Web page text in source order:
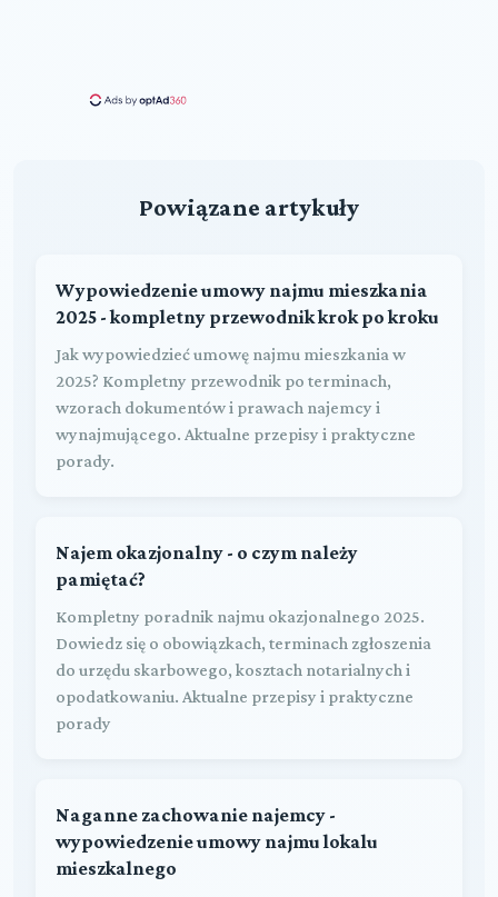
Powiązane artykuły
Wypowiedzenie umowy najmu mieszkania
2025 - kompletny przewodnik krok po kroku
Jak wypowiedzieć umowę najmu mieszkania w
2025? Kompletny przewodnik po terminach,
wzorach dokumentów i prawach najemcy i
wynajmującego. Aktualne przepisy i praktyczne
porady.
Najem okazjonalny - o czym należy
pamiętać?
Kompletny poradnik najmu okazjonalnego 2025.
Dowiedz się o obowiązkach, terminach zgłoszenia
do urzędu skarbowego, kosztach notarialnych i
opodatkowaniu. Aktualne przepisy i praktyczne
porady
Naganne zachowanie najemcy -
wypowiedzenie umowy najmu lokalu
mieszkalnego